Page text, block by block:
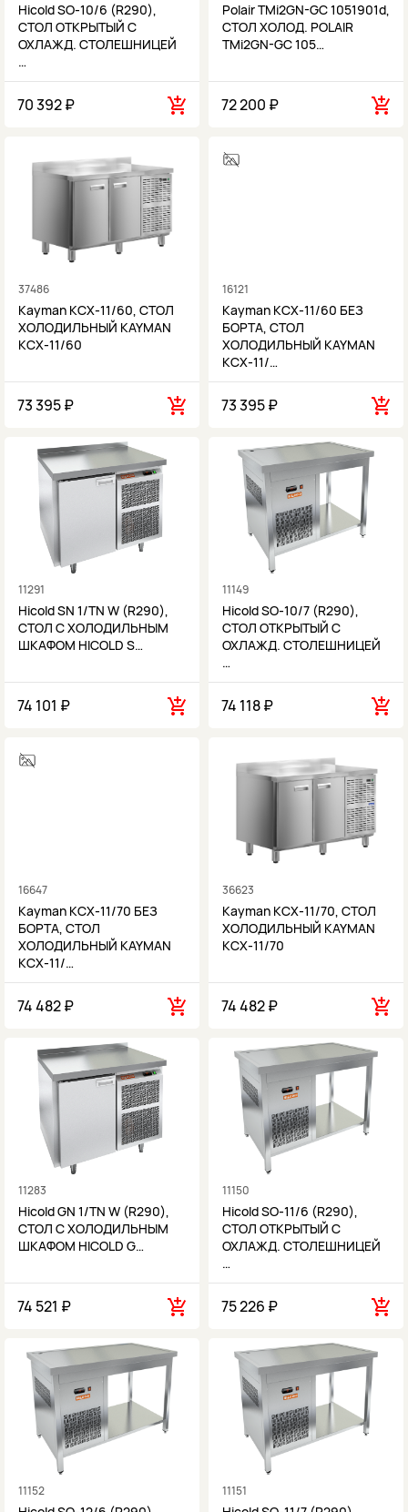
Hicold SO-10/6 (R290),
СТОЛ ОТКРЫТЫЙ С
ОХЛАЖД. СТОЛЕШНИЦЕЙ
…
70 392 ₽
Polair TMi2GN-GC 1051901d,
СТОЛ ХОЛОД. POLAIR
TMi2GN-GC 105…
72 200 ₽
37486
Kayman КСХ-11/60, СТОЛ
ХОЛОДИЛЬНЫЙ KAYMAN
КСХ-11/60
73 395 ₽
16121
Kayman КСХ-11/60 БЕЗ
БОРТА, СТОЛ
ХОЛОДИЛЬНЫЙ KAYMAN
КСХ-11/…
73 395 ₽
11291
Hicold SN 1/TN W (R290),
СТОЛ С ХОЛОДИЛЬНЫМ
ШКАФОМ HICOLD S…
74 101 ₽
11149
Hicold SO-10/7 (R290),
СТОЛ ОТКРЫТЫЙ С
ОХЛАЖД. СТОЛЕШНИЦЕЙ
…
74 118 ₽
16647
Kayman КСХ-11/70 БЕЗ
БОРТА, СТОЛ
ХОЛОДИЛЬНЫЙ KAYMAN
КСХ-11/…
74 482 ₽
36623
Kayman КСХ-11/70, СТОЛ
ХОЛОДИЛЬНЫЙ KAYMAN
КСХ-11/70
74 482 ₽
11283
Hicold GN 1/TN W (R290),
СТОЛ С ХОЛОДИЛЬНЫМ
ШКАФОМ HICOLD G…
74 521 ₽
11150
Hicold SO-11/6 (R290),
СТОЛ ОТКРЫТЫЙ С
ОХЛАЖД. СТОЛЕШНИЦЕЙ
…
75 226 ₽
11152 11151